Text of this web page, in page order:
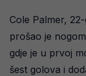
Cole Palmer,
prošao je
gdje je u prvoj
šest golova i